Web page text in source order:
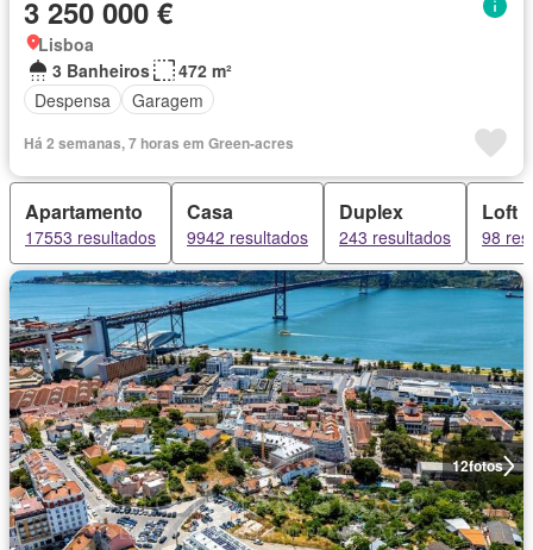
3 250 000 €
Lisboa
3 Banheiros
472 m²
Despensa
Garagem
Há 2 semanas, 7 horas em Green-acres
Apartamento
17553 resultados
Casa
9942 resultados
Duplex
243 resultados
Loft
98
12fotos